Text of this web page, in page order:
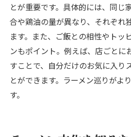
とが重要です。具体的には、同じ
合や鶏油の量が異なり、それぞれ
ます。また、ご飯との相性やトッ
ンもポイント。例えば、店ごとに
すことで、自分だけのお気に入り
とができます。ラーメン巡りがよ
す。